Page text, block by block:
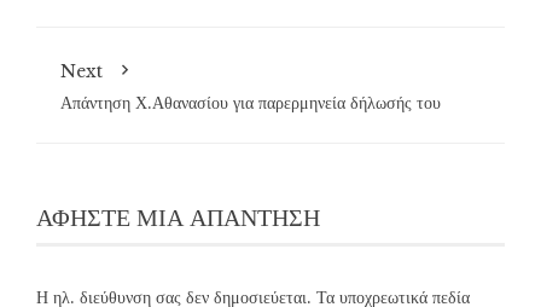
Next
Απάντηση Χ.Αθανασίου για παρερμηνεία δήλωσής του
ΑΦΉΣΤΕ ΜΙΑ ΑΠΆΝΤΗΣΗ
Η ηλ. διεύθυνση σας δεν δημοσιεύεται. Τα υποχρεωτικά πεδία